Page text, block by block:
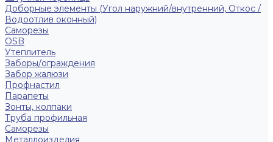
Доборные элементы (Угол наружний/внутренний, Откос /
Водоотлив оконный)
Саморезы
OSB
Утеплитель
Заборы/ограждения
Забор жалюзи
Профнастил
Парапеты
Зонты, колпаки
Труба профильная
Саморезы
Металлоизделия